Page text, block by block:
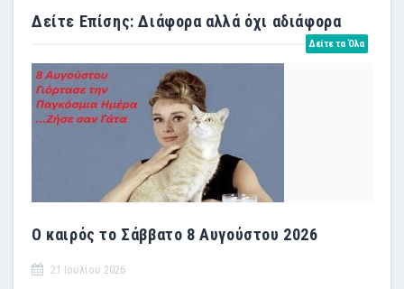
Δείτε Επίσης: Διάφορα αλλά όχι αδιάφορα
Δείτε τα Όλα
Ο καιρός το Σάββατο 8 Αυγούστου 2026
21 Ιουλίου 2026